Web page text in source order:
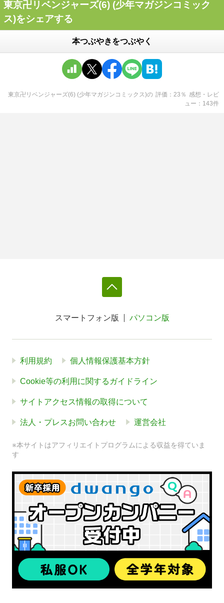
東京卍リベンジャーズ(6) (少年マガジンコミック
ス)をシェアする
本つぶやきをつぶやく
東京卍リベンジャーズ(6) (少年マガジンコミックス)の 評価 23 ％ 感想・レビ
ュー
143件
スマートフォン版 パソコン版
利用規約 個人情報保護基本方針
Cookie等の利用に関するガイドライン
サイトアクセス情報の取得について
法人・プレスお問い合わせ 運営会社
※本サイトはアフィリエイトプログラムによる収益を得ていま
す